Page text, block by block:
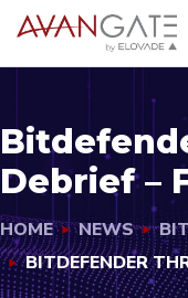
Debrief –
HOME NEWS
BITDEFENDER